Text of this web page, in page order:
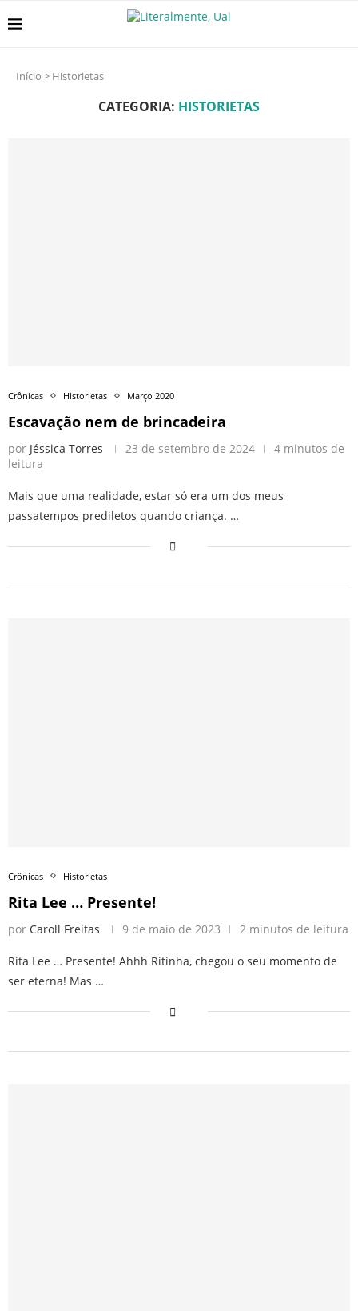
Início > Historietas
CATEGORIA: HISTORIETAS
Crônicas Historietas Março 2020
Escavação nem de brincadeira
por Jéssica Torres 23 de setembro de 2024
4 minutos de
leitura
Mais que uma realidade, estar só era um dos meus
passatempos prediletos quando criança. …
Crônicas Historietas
Rita Lee … Presente!
por Caroll Freitas 9 de maio de 2023 2 minutos de leitura
Rita Lee … Presente! Ahhh Ritinha, chegou o seu momento de
ser eterna! Mas …